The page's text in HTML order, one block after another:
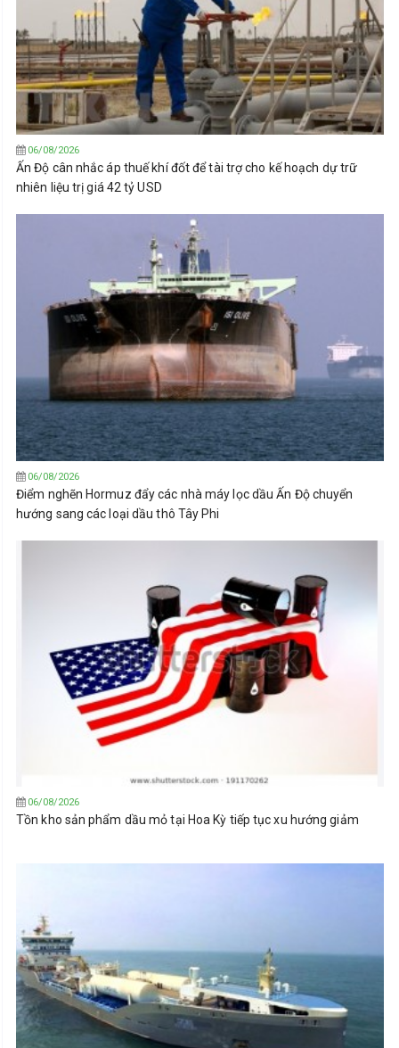
06/08/2026
Ấn Độ cân nhắc áp thuế khí đốt để tài trợ cho kế hoạch dự trữ
nhiên liệu trị giá 42 tỷ USD
06/08/2026
Điểm nghẽn Hormuz đẩy các nhà máy lọc dầu Ấn Độ chuyển
hướng sang các loại dầu thô Tây Phi
06/08/2026
Tồn kho sản phẩm dầu mỏ tại Hoa Kỳ tiếp tục xu hướng giảm